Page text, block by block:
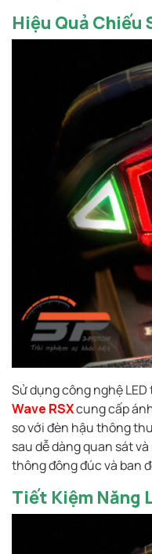
Hiệu Quả Chiếu
Sử dụng công nghệ
Wave RSXcung cấp
so với đèn hậu thông
sau dễ dàng quan sát
thông đông đúc và ban
Tiết Kiệm Năng